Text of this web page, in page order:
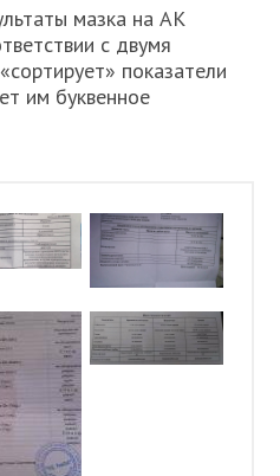
мазка на АК
с двумя
показатели
им буквенное